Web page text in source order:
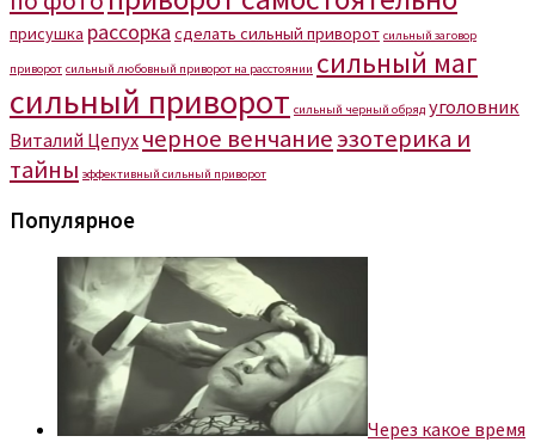
присушка рассорка сделать сильный приворот сильный заговор
приворот сильный любовный приворот на расстоянии сильный маг
сильный приворот сильный черный обряд уголовник
Виталий Цепух черное венчаниеэзотерика и
тайны эффективный сильный приворот
Популярное
Через какое время